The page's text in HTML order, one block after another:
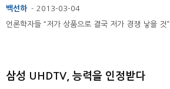
백선하 - 2013-03-04
언론학자들 “저가 상품으로 결국 저가 경쟁 낳을 것”
삼성 UHDTV, 능력을 인정받다